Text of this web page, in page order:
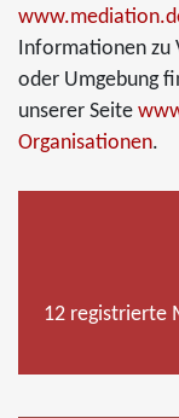
Informationen zu
oder Umgebung
unserer Seite
Organisationen.
12 registrierte